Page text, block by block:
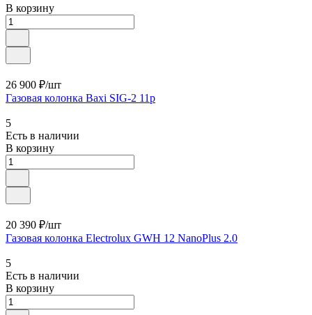
В корзину
26 900 ₽/шт
Газовая колонка Baxi SIG-2 11p
5
Есть в наличии
В корзину
20 390 ₽/шт
Газовая колонка Electrolux GWH 12 NanoPlus 2.0
5
Есть в наличии
В корзину